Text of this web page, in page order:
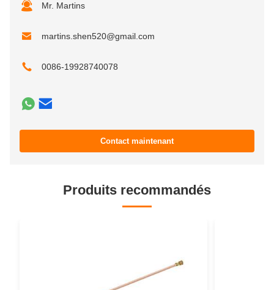
Mr. Martins
martins.shen520@gmail.com
0086-19928740078
Contact maintenant
Produits recommandés